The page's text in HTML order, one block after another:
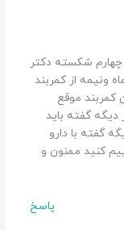
چهارم شکسته دکتر
ونیمه از کمربند
کمربند موقع
دیگه گفته باید
گفته با دارو
کنید ممنون و
پاسخ